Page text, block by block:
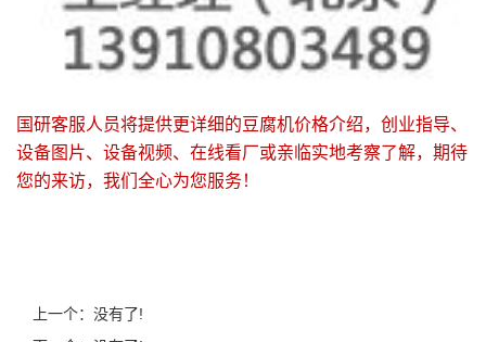
国研客服人员将提供更详细的豆腐机价格介绍，创业指导、
设备图片、设备视频、在线看厂或亲临实地考察了解，期待
您的来访，我们全心为您服务！
上一个：没有了!